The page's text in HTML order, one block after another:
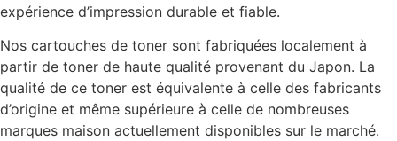
expérience d’impression durable et fiable.
Nos cartouches de toner sont fabriquées localement à
partir de toner de haute qualité provenant du Japon. La
qualité de ce toner est équivalente à celle des fabricants
d’origine et même supérieure à celle de nombreuses
marques maison actuellement disponibles sur le marché.